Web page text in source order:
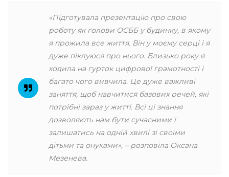
«Підготувала презентацію про свою
роботу як голови ОСББ у будинку, в якому
я прожила все життя. Він у моєму серці і я
дуже піклуюся про нього. Близько року я
ходила на гурток цифрової грамотності і
багато чого вивчила. Це дуже важливі
заняття, щоб навчитися базових речей, які
потрібні зараз у житті. Всі ці знання
дозволяють нам бути сучасними і
залишатись на одній хвилі зі своїми
дітьми та онуками», – розповіла Оксана
Мезенева.